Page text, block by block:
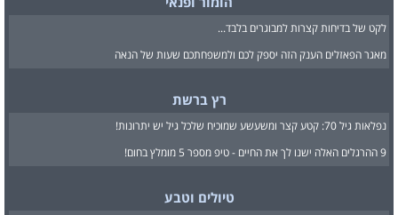
לקט של בדיחות קצרות למבוגרים בלבד...
מאגר הפאזלים הענק הזה יספק לכם ולמשפחתכם שעות של הנאה
רץ ברשת
נפלאות גיל 70: קטע קצר ומשעשע שמוכיח שלכל גיל יש יתרונות!
9 ההרגלים האלה ישנו לך את החיים - טיפ מספר 5 מומלץ בחום!
טיולים וטבע